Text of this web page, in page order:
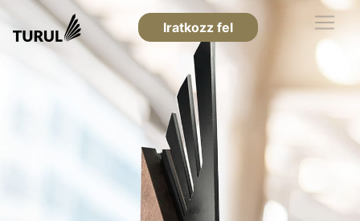
Iratkozz fel